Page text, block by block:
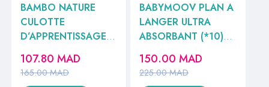
BAMBO NATURE
CULOTTE
D’APPRENTISSAGE
T4 7-14KG 20
UNITES //
165.00MAD
107.80 MAD
BABYMOOV PLAN A
LANGER ULTRA
ABSORBANT (*10)
REF432201 //
225.00MAD
150.00MAD